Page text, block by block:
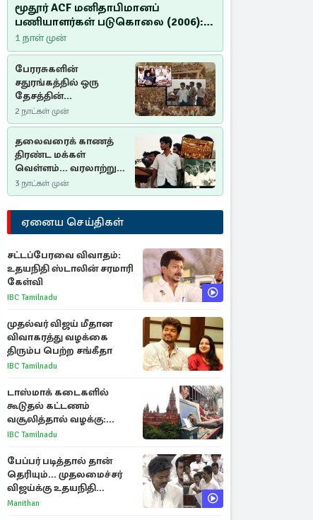
மூதூர் ACF மனிதாபிமானப்
பணியாளர்கள் படுகொலை (2006):
20 ஆண்டுகளாகியும் நீதி
மறுக்கப்பட்ட மனிதாபிமானப்
பேரவலம்
1 நாள் முன்
பேரரசுகளின்
சதுரங்கத்தில் ஒரு
தேசத்தின்
தீர்க்கதரிசனம் :
சுதுமலை பிரகடனம்
ஒரு வரலாற்றுப் பாடம்
2 நாட்கள் முன்
தலைவரைக் காணத்
திரண்ட மக்கள்
வெள்ளம்... வரலாற்றுச்
சிறப்புமிக்க சுதுமலைப்
பிரகடனம்…
3 நாட்கள் முன்
ஏனைய செய்திகள்
சட்டப்பேரவை விவாதம்:
உதயநிதி ஸ்டாலின் சரமாரி
கேள்வி
IBC Tamilnadu
முதல்வர் விஜய் மீதான
விவாகரத்து வழக்கை
திரும்ப பெற்ற சங்கீதா
IBC Tamilnadu
டாஸ்மாக் கடைகளில்
கூடுதல் கட்டணம்
வசூலித்தால் வழக்கு:
சென்னை உயர்நீதிமன்றம்
IBC Tamilnadu
பேப்பர் படித்தால் தான்
தெரியும்... முதலமைச்சர்
விஜய்க்கு உதயநிதி
ஸ்டாலின் பதிலடி
Manithan